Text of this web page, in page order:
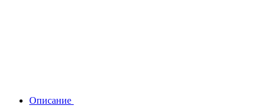
Описание